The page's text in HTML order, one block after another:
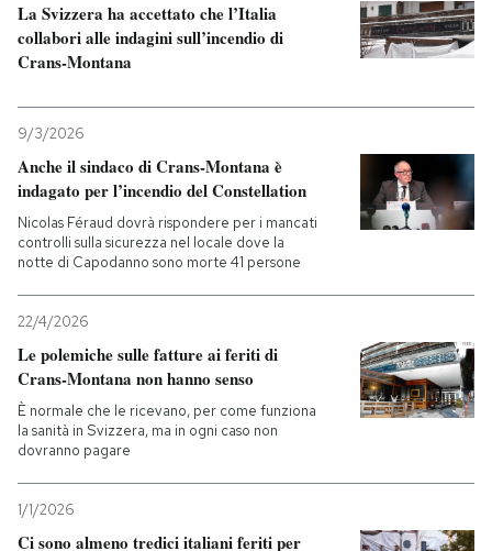
La Svizzera ha accettato che l’Italia
collabori alle indagini sull’incendio di
Crans-Montana
9/3/2026
Anche il sindaco di Crans-Montana è
indagato per l’incendio del Constellation
Nicolas Féraud dovrà rispondere per i mancati
controlli sulla sicurezza nel locale dove la
notte di Capodanno sono morte 41 persone
22/4/2026
Le polemiche sulle fatture ai feriti di
Crans-Montana non hanno senso
È normale che le ricevano, per come funziona
la sanità in Svizzera, ma in ogni caso non
dovranno pagare
1/1/2026
Ci sono almeno tredici italiani feriti per